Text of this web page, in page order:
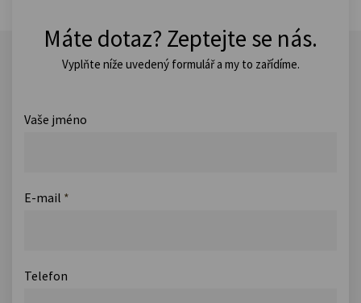
Máte dotaz? Zeptejte se nás.
Vyplňte níže uvedený formulář a my to zařídíme.
Vaše jméno
E-mail *
Telefon